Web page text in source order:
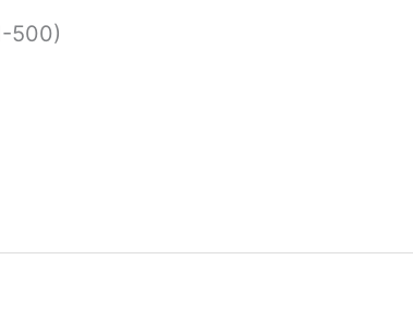
500)